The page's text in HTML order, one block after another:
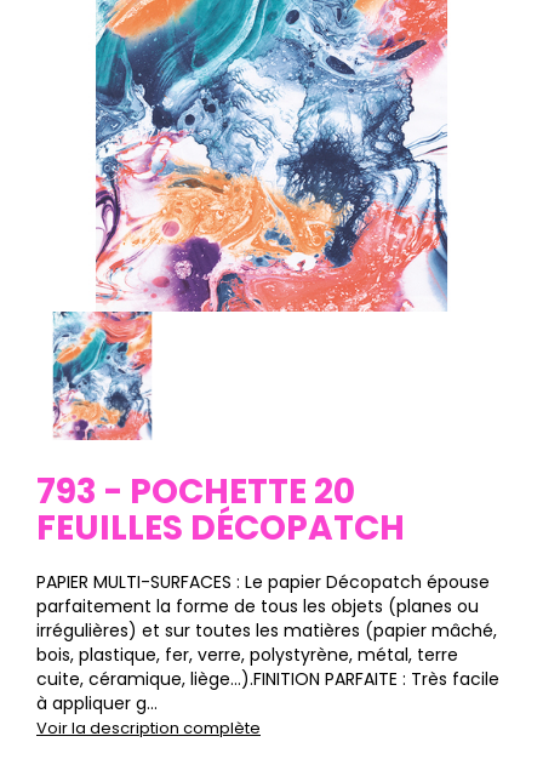
793 - POCHETTE 20
FEUILLES DÉCOPATCH
PAPIER MULTI-SURFACES : Le papier Décopatch épouse
parfaitement la forme de tous les objets (planes ou
irrégulières) et sur toutes les matières (papier mâché,
bois, plastique, fer, verre, polystyrène, métal, terre
cuite, céramique, liège…).FINITION PARFAITE : Très facile
à appliquer g...
Voir la description complète